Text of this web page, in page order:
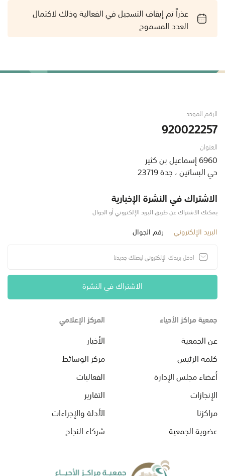
عذراً تم إيقاف التسجيل في الفعالية وذلك لاكتمال
العدد المسموح
الرقم الموحد
920022257
العنوان
6960 إسماعيل بن كثير
حي البساتين ، جدة 23719
الاشتراك في النشرة الإخبارية
يمكنك الاشتراك عن طريق البريد الإلكتروني أو الجوال
البريد الإلكتروني رقم الجوال
الاشتراك في النشرة
جمعية مراكز الأحياء
عن الجمعية
كلمة الرئيس
أعضاء مجلس الإدارة
الإنجازات
مراكزنا
عضوية الجمعية
المركز الإعلامي
الأخبار
مركز الوسائط
الفعاليات
التقارير
الأدلة والإجراءات
شركاء النجاح